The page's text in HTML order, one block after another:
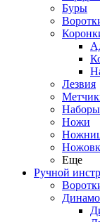
Буры
Лезвия
Ножи
Еще
Ручной